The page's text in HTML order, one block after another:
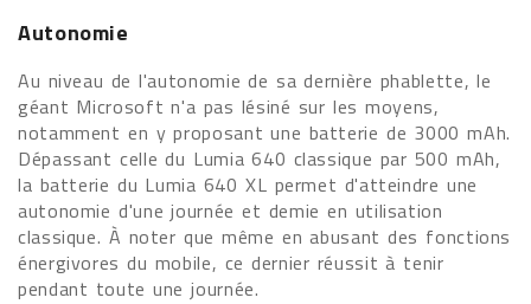
Autonomie
Au niveau de l'autonomie de sa dernière phablette, le
géant Microsoft n'a pas lésiné sur les moyens,
notamment en y proposant une batterie de 3000 mAh.
Dépassant celle du Lumia 640 classique par 500 mAh,
la batterie du Lumia 640 XL permet d'atteindre une
autonomie d'une journée et demie en utilisation
classique. À noter que même en abusant des fonctions
énergivores du mobile, ce dernier réussit à tenir
pendant toute une journée.